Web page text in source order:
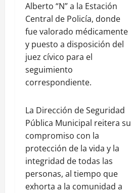
Alberto “N” a la Estación
Central de Policía, donde
fue valorado médicamente
y puesto a disposición del
juez cívico para el
seguimiento
correspondiente.
La Dirección de Seguridad
Pública Municipal reitera su
compromiso con la
protección de la vida y la
integridad de todas las
personas, al tiempo que
exhorta a la comunidad a